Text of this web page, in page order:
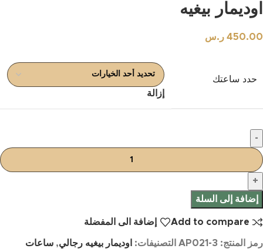
اوديمار بيغيه
450.00 ر.س
حدد ساعتك
إزالة
إضافة إلى السلة
Add to compare إضافة الى المفضلة
رمز المنتج: AP021-3 التصنيفات: اوديمار بيغيه رجالي, ساعات